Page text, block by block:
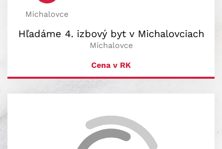
Michalovce
Hľadáme 4. izbový byt v Michalovciach
Michalovce
Cena v RK